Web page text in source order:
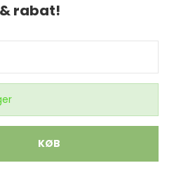
rabat!
KØB